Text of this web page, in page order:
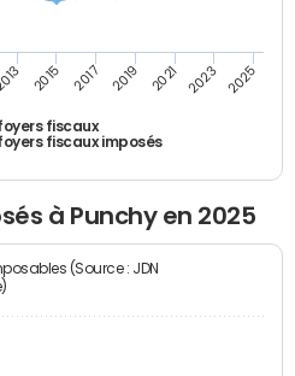
fiscaux
fiscaux imposés
2015 2017 2019 2021 2023 2025
à Punchy en 2025
(Source : JDN